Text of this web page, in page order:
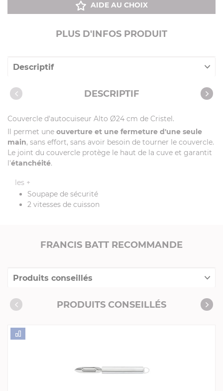
AIDE AU CHOIX
PLUS D'INFOS PRODUIT
Descriptif
Caractéristiques DESCRIPTIF
Couvercle d'autocuiseur Alto Ø24 cm de Cristel.
Il permet une ouverture et une fermeture d'une seule
main, sans effort, sans avoir besoin de tourner le couvercle.
Le joint du couvercle protège le haut de la cuve et garantit
l'étanchéité.
les +
Soupape de sécurité
2 vitesses de cuisson
FRANCIS BATT RECOMMANDE
Produits conseillés
Consommables complémentaires
PRODUITS CONSEILLÉS